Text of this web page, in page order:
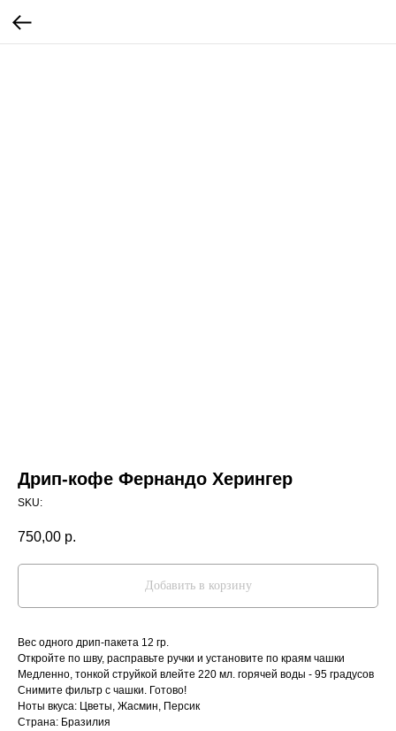
Дрип-кофе Фернандо Херингер
SKU:
750,00 р.
Добавить в корзину
Вес одного дрип-пакета 12 гр.
Откройте по шву, расправьте ручки и установите по краям чашки
Медленно, тонкой струйкой влейте 220 мл. горячей воды - 95 градусов
Снимите фильтр с чашки. Готово!
Ноты вкуса: Цветы, Жасмин, Персик
Страна: Бразилия